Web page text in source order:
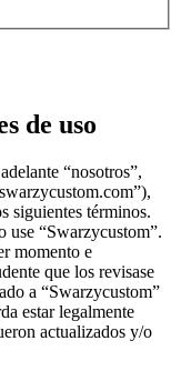
de uso
“nosotros”,
siguientes términos.
use “Swarzycustom”.
momento e
que los revisase
a “Swarzycustom”
estar legalmente
actualizados y/o